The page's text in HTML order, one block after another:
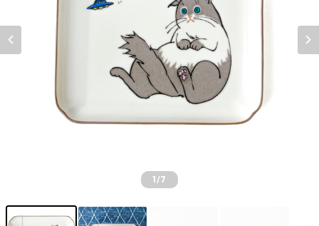
1/7